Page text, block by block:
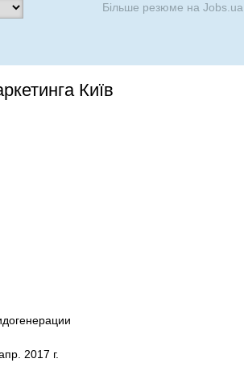
Більше резюме на Jobs.ua
Київ
2017 г.